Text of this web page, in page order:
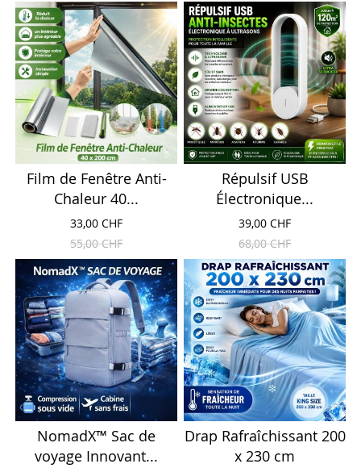
Film de Fenêtre Anti-
Chaleur 40...
33,00 CHF
55,00 CHF
Répulsif USB
Électronique...
39,00 CHF
68,00 CHF
NomadX™ Sac de
voyage Innovant...
Drap Rafraîchissant 200
x 230 cm